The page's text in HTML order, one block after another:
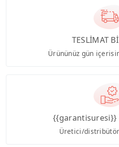
TESLİMAT
Ürününüz gün
{{garantisuresi}}
Üretici/